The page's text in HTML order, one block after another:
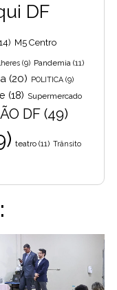
DF
M5 Centro
(9) Pandemia (11)
(20) POLITICA (9)
(18) Supermercado
DF (49)
teatro (11) Trânsito